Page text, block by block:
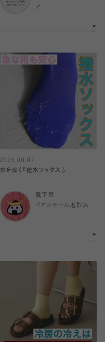
ア
2026.08.07
水を弾く⁉️撥水ソックス💧
靴下屋
イオンモール名取店